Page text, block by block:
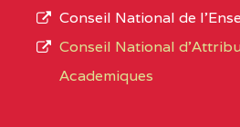
CENTRE
L’offre
d’éducation
de
Conseil National de
Conseil National
Academiques